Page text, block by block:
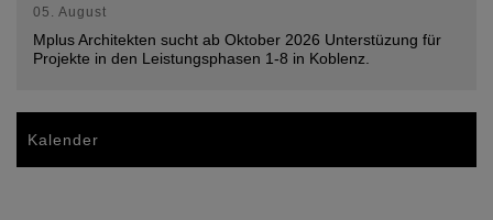
05. August
Mplus Architekten sucht ab Oktober 2026 Unterstüzung für
Projekte in den Leistungsphasen 1-8 in Koblenz.
Kalender